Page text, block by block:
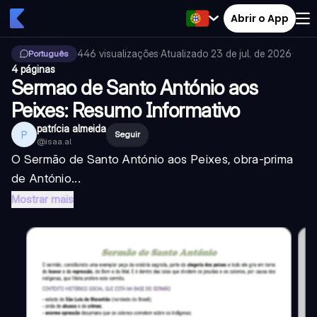
Abrir o App
Português 446 visualizações·Atualizado 23 de jul. de 2026·
4 páginas
Sermao de Santo António aos
Peixes: Resumo Informativo
P patrícia almeida
@isaa.al
Seguir
O Sermão de Santo António aos Peixes, obra-prima
de António...
Mostrar mais